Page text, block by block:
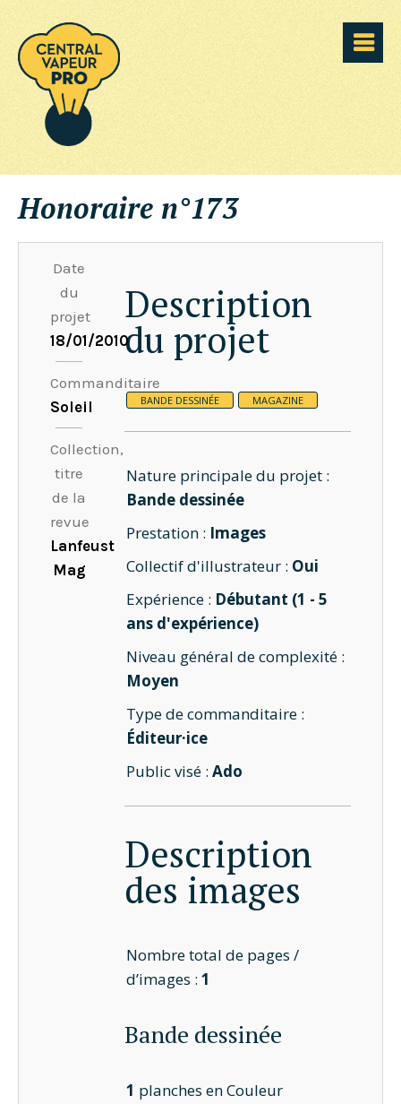
Honoraire n°173
Date
du
projet
18/01/2010
Commanditaire
Soleil
Collection,
titre
de la
revue
Lanfeust
Mag
Description
du projet
BANDE DESSINÉE MAGAZINE
Nature principale du projet :
Bande dessinée
Prestation : Images
Collectif d'illustrateur : Oui
Expérience : Débutant (1 - 5
ans d'expérience)
Niveau général de complexité :
Moyen
Type de commanditaire :
Éditeur·ice
Public visé :Ado
Description
des images
Nombre total de pages /
d’images :1
Bande dessinée
1 planches en Couleur